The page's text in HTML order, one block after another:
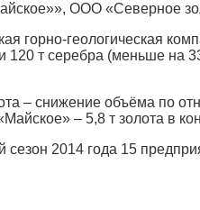
ООО «Северное
горно-геологическая
120 т серебра (меньше на
– снижение объёма по
– 5,8 т золота в
2014 года 15